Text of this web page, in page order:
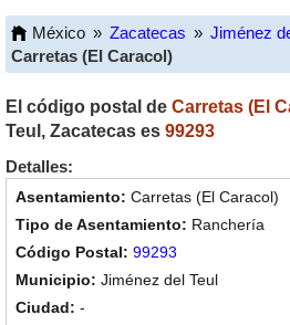
México » Zacatecas » Jiménez
Carretas (El Caracol)
El código postal de Carretas (El
Teul , Zacatecas es 99293
Detalles:
Carretas (El Caracol)
Ranchería
99293
Jiménez del Teul
-